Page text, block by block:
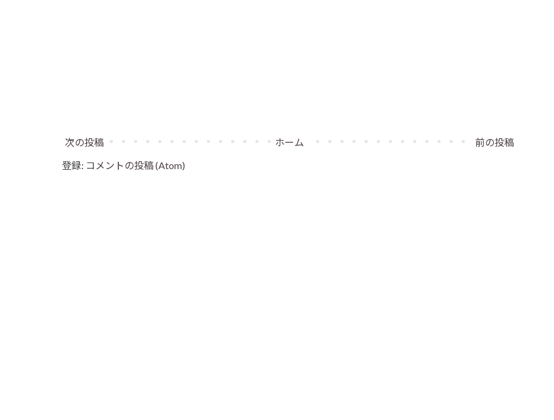
次の投稿 前の投稿
ホーム
登録: コメントの投稿 (Atom)